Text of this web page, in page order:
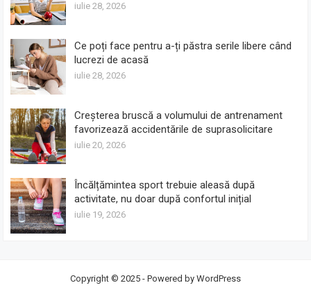
iulie 28, 2026
Ce poți face pentru a-ți păstra serile libere când
lucrezi de acasă
iulie 28, 2026
Creșterea bruscă a volumului de antrenament
favorizează accidentările de suprasolicitare
iulie 20, 2026
Încălțămintea sport trebuie aleasă după
activitate, nu doar după confortul inițial
iulie 19, 2026
Copyright © 2025 - Powered by WordPress